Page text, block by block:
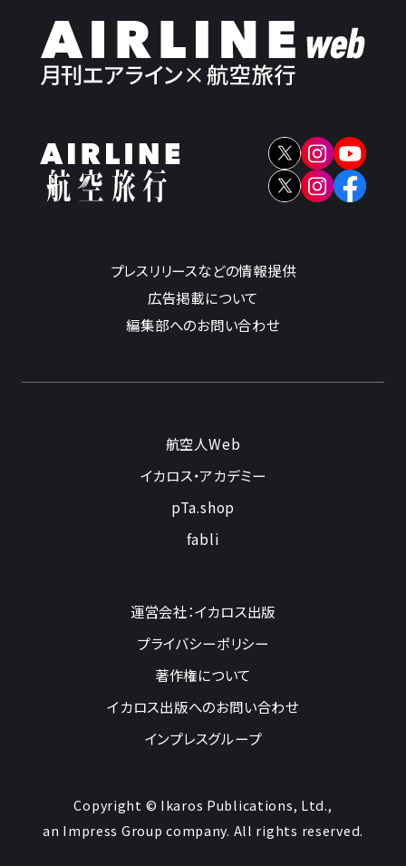
プレスリリースなどの情報提供
広告掲載について
編集部へのお問い合わせ
航空人Web
イカロス・アカデミー
pTa.shop
fabli
運営会社：イカロス出版
プライバシーポリシー
著作権について
イカロス出版へのお問い合わせ
インプレスグループ
Copyright © Ikaros Publications, Ltd.,
an Impress Group company. All rights reserved.